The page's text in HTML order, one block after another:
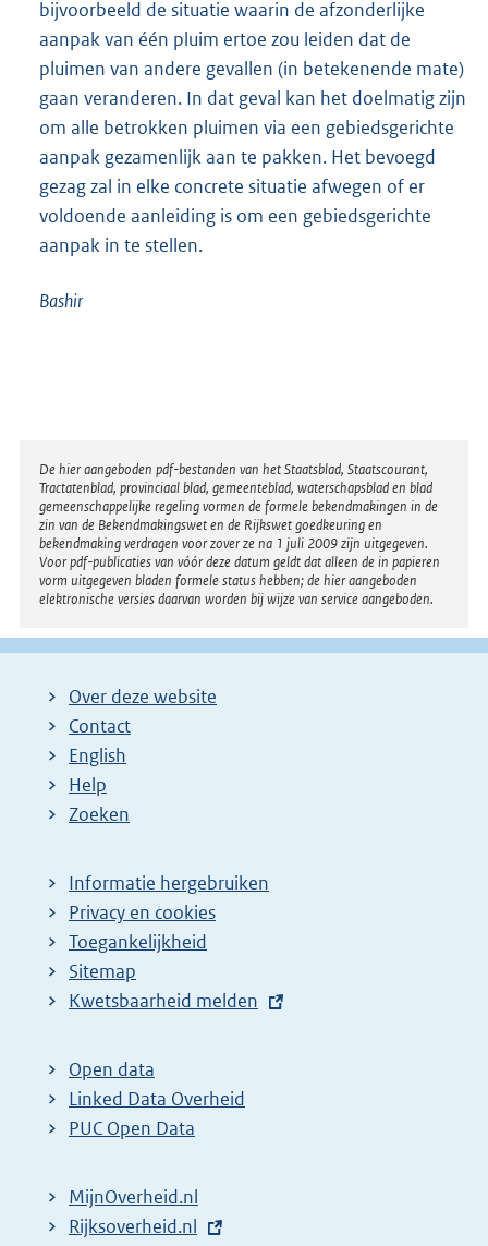
bijvoorbeeld de situatie waarin de afzonderlijke
aanpak van één pluim ertoe zou leiden dat de
pluimen van andere gevallen (in betekenende mate)
gaan veranderen. In dat geval kan het doelmatig zijn
om alle betrokken pluimen via een gebiedsgerichte
aanpak gezamenlijk aan te pakken. Het bevoegd
gezag zal in elke concrete situatie afwegen of er
voldoende aanleiding is om een gebiedsgerichte
aanpak in te stellen.
Bashir
Disclaimer
De hier aangeboden pdf-bestanden van het Staatsblad, Staatscourant,
Tractatenblad, provinciaal blad, gemeenteblad, waterschapsblad en blad
gemeenschappelijke regeling vormen de formele bekendmakingen in de
zin van de Bekendmakingswet en de Rijkswet goedkeuring en
bekendmaking verdragen voor zover ze na 1 juli 2009 zijn uitgegeven.
Voor pdf-publicaties van vóór deze datum geldt dat alleen de in papieren
vorm uitgegeven bladen formele status hebben; de hier aangeboden
elektronische versies daarvan worden bij wijze van service aangeboden.
Over deze website
Contact
English
Help
Zoeken
Informatie hergebruiken
Privacy en cookies
Toegankelijkheid
Sitemap
E
t
e
r
l
i
Kwetsbaarheid melden
Open data
Linked Data Overheid
PUC Open Data
MijnOverheid.nl
E
Rijksoverheid.nl